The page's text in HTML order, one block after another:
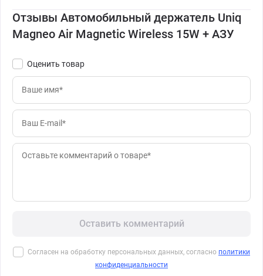
Отзывы Автомобильный держатель Uniq
Magneo Air Magnetic Wireless 15W + АЗУ
Оценить товар
Оставить комментарий
Согласен на обработку персональных данных, согласно политики
конфиденциальности